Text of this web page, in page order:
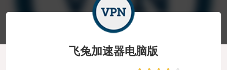
飞兔加速器电脑版